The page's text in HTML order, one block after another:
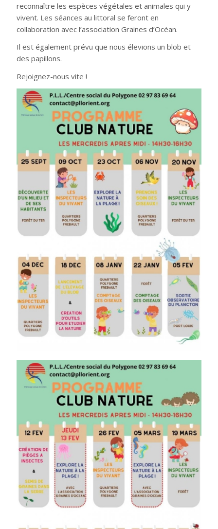
reconnaître les espèces végétales et animales qui y
vivent. Les séances au littoral se feront en
collaboration avec l’association Graines d’Océan.
Il est également prévu que nous élevions un blob et
des papillons.
Rejoignez-nous vite !